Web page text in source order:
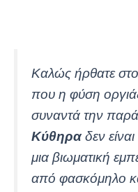
Καλώς ήρθατε
που η φύση
συναντά την
Κύθηραδεν
μια βιωματική
από φασκόμηλο